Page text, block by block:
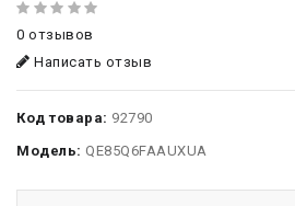
0 отзывов
Написать отзыв
Код товара: 92790
Модель: QE85Q6FAAUXUA